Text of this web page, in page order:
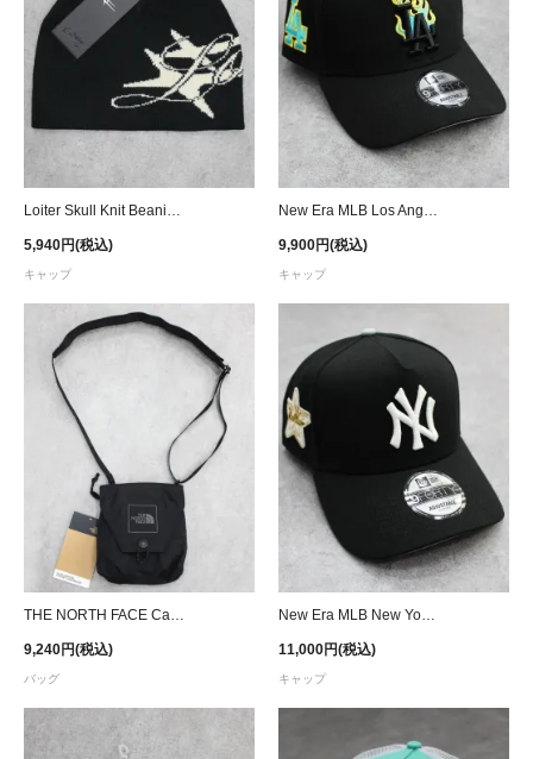
5,940円(税込)
キャップ
9,900円(税込)
キャップ
9,240円(税込)
バッグ
11,000円(税込)
キャップ